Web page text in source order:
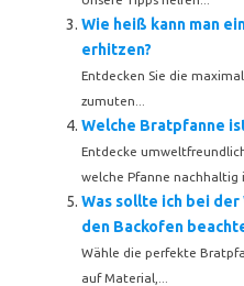
Wie heiß kann man
erhitzen?
Entdecken Sie die
zumuten...
Welche Bratpfanne
Entdecke
welche Pfanne nachhaltig
Was sollte ich bei
den Backofen
Wähle die perfekte
auf Material,...